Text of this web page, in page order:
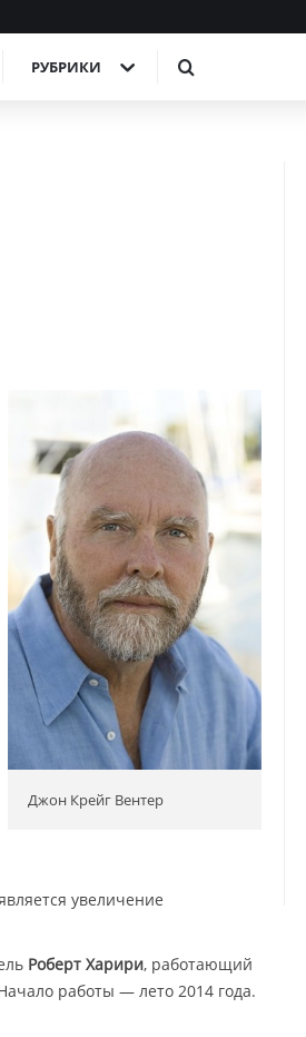
РУБРИКИ
Джон Крейг Вентер
увеличение
Роберт Харири, работающий
работы — лето 2014 года.